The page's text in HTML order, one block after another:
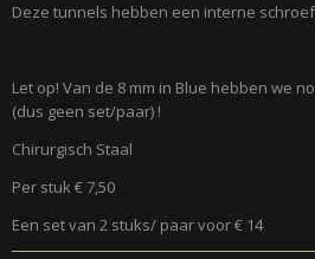
Deze tunnels hebben een interne
Let op! Van de 8 mm in Blue hebben we
(dus geen set/paar) !
Chirurgisch Staal
Per stuk € 7,50
Een set van 2 stuks/ paar voor € 14